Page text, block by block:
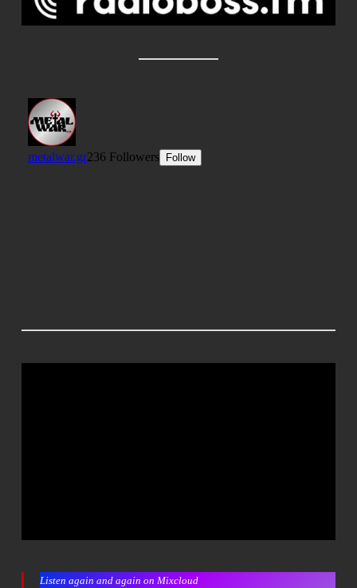
Listen again and again on Mixcloud